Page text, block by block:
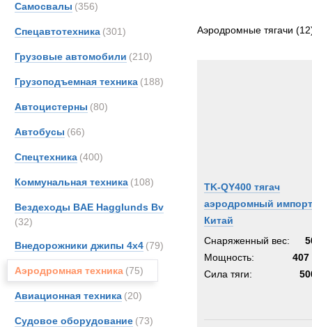
Самосвалы (356)
Спецавтотехника (301)
Грузовые автомобили (210)
Грузоподъемная техника (188)
Автоцистерны (80)
Автобусы (66)
Спецтехника (400)
Коммунальная техника (108)
Вездеходы BAE Hagglunds Bv
(32)
Внедорожники джипы 4х4 (79)
Аэродромная техника (75)
Авиационная техника (20)
Судовое оборудование (73)
Аэродромные тягачи
TK-QY400 тягач
аэродромный импорт
Китай
Снаряженный вес:
Мощность:
407
Сила тяги: